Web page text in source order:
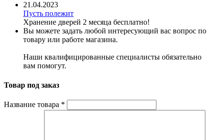
21.04.2023
Пусть полежит
Хранение дверей 2 месяца бесплатно!
Вы можете задать любой интересующий вас вопрос по
товару или работе магазина.
Наши квалифицированные специалисты обязательно
вам помогут.
Товар под заказ
Название товара *